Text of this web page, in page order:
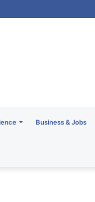
Business & Jobs